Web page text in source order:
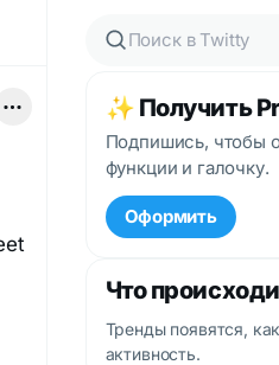
✨ Получить
Подпишись, чтобы
функции и галочку.
Оформить
Что
Тренды появятся,
активность.